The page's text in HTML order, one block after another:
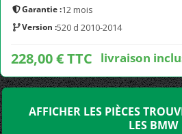
Garantie :12 mois
Version :520 d 2010-2014
228,00 € TTC livraison
AFFICHER LES PIÈCES
LES BMW